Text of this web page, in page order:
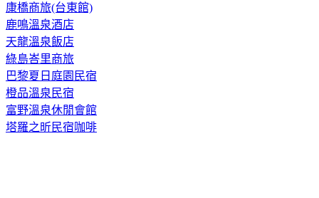
康橋商旅(台東館)
鹿鳴溫泉酒店
天龍溫泉飯店
綠島峇里商旅
巴黎夏日庭園民宿
橙品溫泉民宿
富野溫泉休閒會館
塔羅之昕民宿咖啡